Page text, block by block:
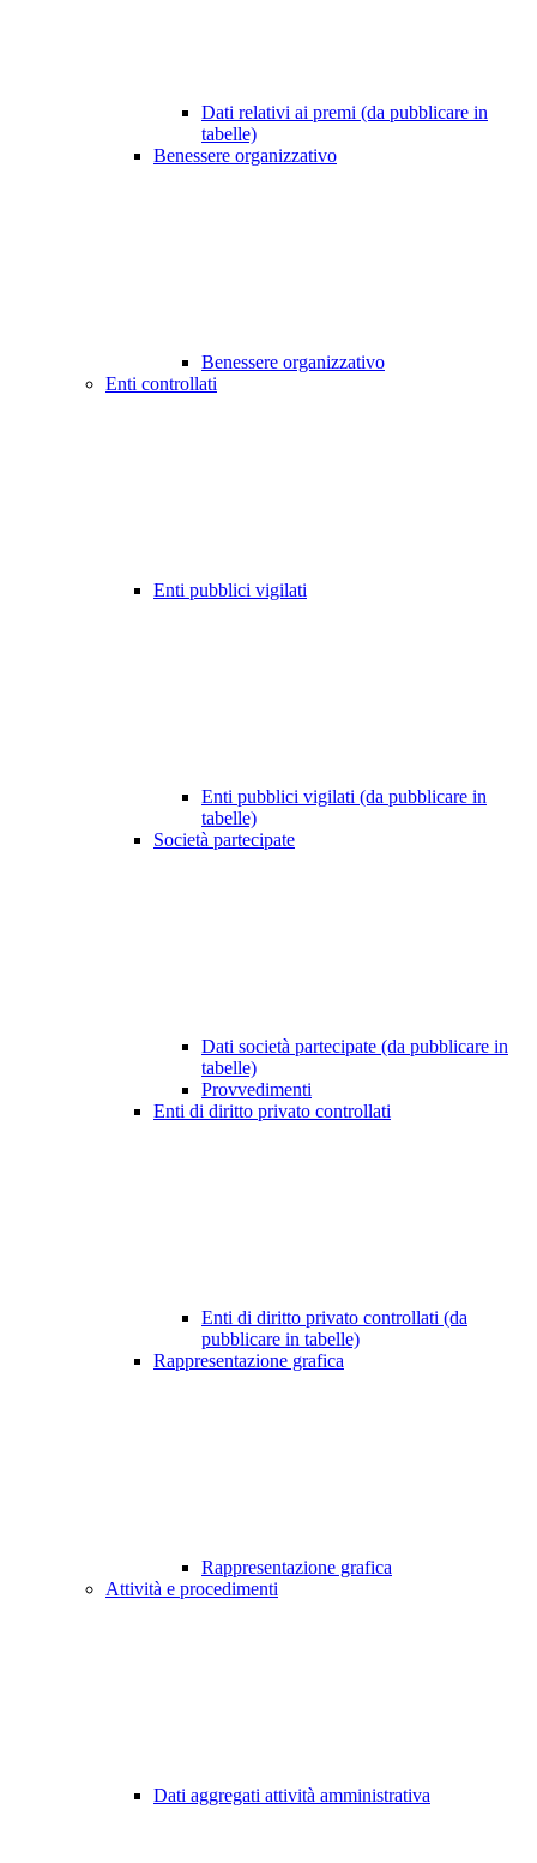
Dati relativi ai premi (da pubblicare in
tabelle)
Benessere organizzativo
Benessere organizzativo
Enti controllati
Enti pubblici vigilati
Enti pubblici vigilati (da pubblicare in
tabelle)
Società partecipate
Dati società partecipate (da pubblicare in
tabelle)
Provvedimenti
Enti di diritto privato controllati
Enti di diritto privato controllati (da
pubblicare in tabelle)
Rappresentazione grafica
Rappresentazione grafica
Attività e procedimenti
Dati aggregati attività amministrativa